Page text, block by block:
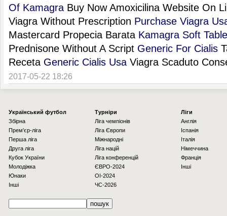
Of Kamagra Buy Now Amoxicilina Website On
Viagra Without Prescription Purchase Viagra
Mastercard Propecia Barata Kamagra Soft
Prednisone Without A Script Generic For Cialis
Receta Generic Cialis Usa Viagra Scaduto
2017-05-22 18:26
Українcький футбол
Збірна
Прем'єр-ліга
Перша ліга
Друга ліга
Кубок України
Молодіжка
Юнаки
Інші
Турніри
Ліга чемпіонів
Ліга Європи
Міжнародні
Ліга націй
Ліга конференцій
ЄВРО-2024
OI-2024
ЧС-2026
Ліги
Англія
Іспанія
Італія
Німеччина
Франція
Інші